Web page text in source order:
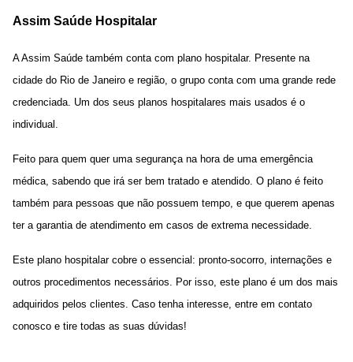
Assim Saúde Hospitalar
AAssim Saúde também conta com plano hospitalar. Presente na
cidade do Rio de Janeiro e região, o grupo conta com uma grande rede
credenciada. Um dos seus planos hospitalares mais usados é o
individual.
Feito para quem quer uma segurança na hora de uma emergência
médica, sabendo que irá ser bem tratado e atendido. O plano é feito
também para pessoas que não possuem tempo, e que querem apenas
ter a garantia de atendimento em casos de extrema necessidade.
Este plano hospitalar cobre o essencial: pronto-socorro, internações e
outros procedimentos necessários. Por isso, este plano é um dos mais
adquiridos pelos clientes. Caso tenha interesse, entre em contato
conosco e tire todas as suas dúvidas!